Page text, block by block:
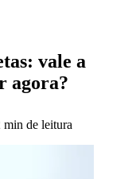
vale a
agora?
min de leitura